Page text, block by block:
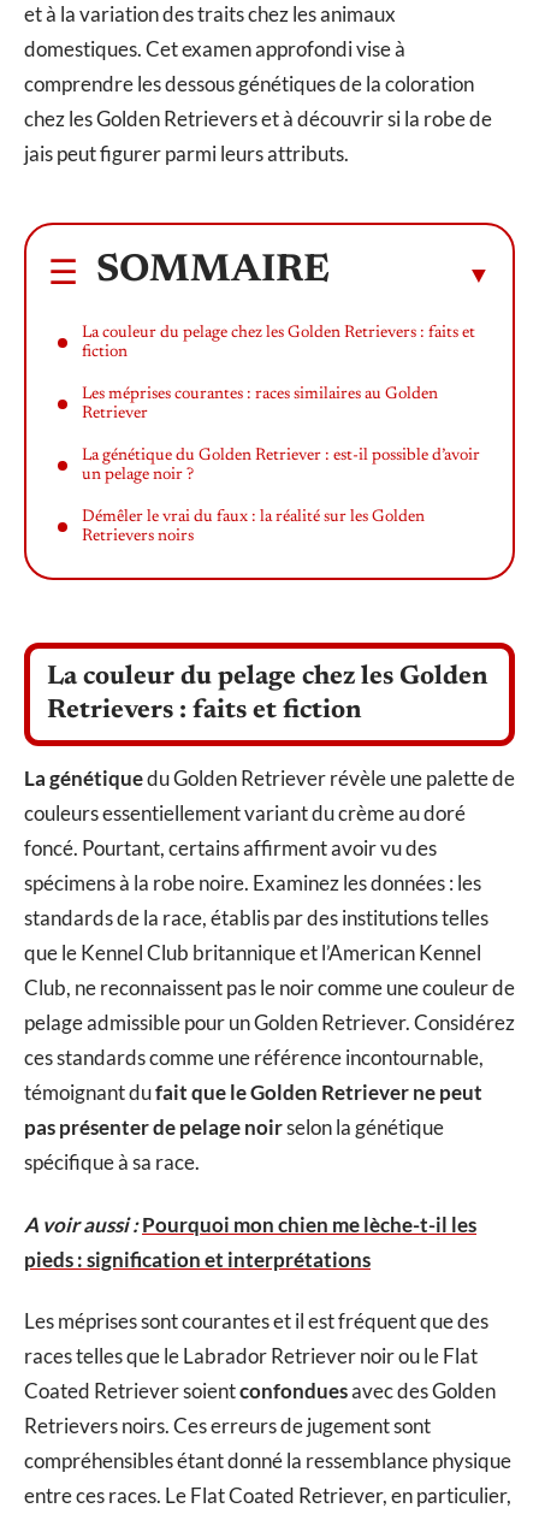
et à la variation des traits chez les animaux
domestiques. Cet examen approfondi vise à
comprendre les dessous génétiques de la coloration
chez les Golden Retrievers et à découvrir si la robe de
jais peut figurer parmi leurs attributs.
SOMMAIRE
La couleur du pelage chez les Golden Retrievers : faits et
fiction
Les méprises courantes : races similaires au Golden
Retriever
La génétique du Golden Retriever : est-il possible d’avoir
un pelage noir ?
Démêler le vrai du faux : la réalité sur les Golden
Retrievers noirs
La couleur du pelage chez les Golden
Retrievers : faits et fiction
La génétiquedu Golden Retriever révèle une palette de
couleurs essentiellement variant du crème au doré
foncé. Pourtant, certains affirment avoir vu des
spécimens à la robe noire. Examinez les données : les
standards de la race, établis par des institutions telles
que le Kennel Club britannique et l’American Kennel
Club, ne reconnaissent pas le noir comme une couleur de
pelage admissible pour un Golden Retriever. Considérez
ces standards comme une référence incontournable,
témoignant dufait que le Golden Retriever ne peut
pas présenter de pelage noirselon la génétique
spécifique à sa race.
A voir aussi :Pourquoi mon chien me lèche-t-il les
pieds : signification et interprétations
Les méprises sont courantes et il est fréquent que des
races telles que le Labrador Retriever noir ou le Flat
Coated Retriever soientconfonduesavec des Golden
Retrievers noirs. Ces erreurs de jugement sont
compréhensibles étant donné la ressemblance physique
entre ces races. Le Flat Coated Retriever, en particulier,